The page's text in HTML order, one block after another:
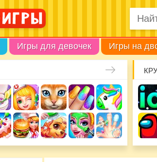
Игры для девочек Игры на